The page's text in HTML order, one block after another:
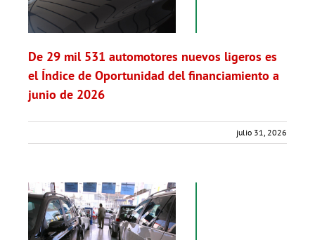
De 29 mil 531 automotores nuevos ligeros es
el Índice de Oportunidad del financiamiento a
junio de 2026
julio 31, 2026